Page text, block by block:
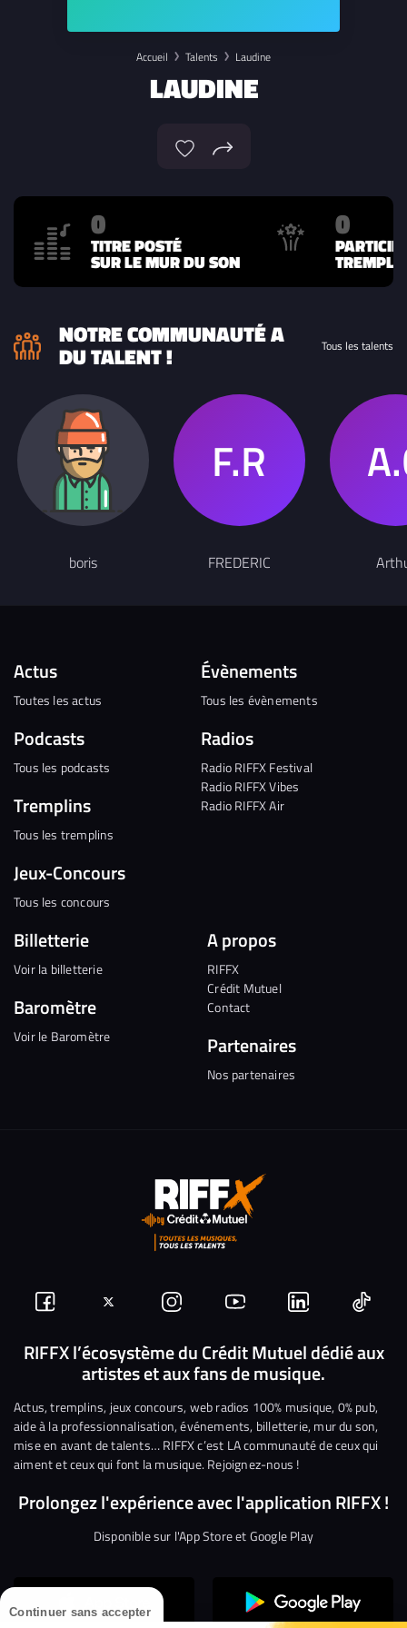
Continuer sans accepter
Accueil Talents Laudine
LAUDINE
0
TITRE POSTÉ
SUR LE MUR DU SON
0
NOTRE COMMUNAUTÉ A
DU TALENT ! Tous les talents
boris FREDERIC
Actus
Toutes les actus
Podcasts
Tous les podcasts
Tremplins
Tous les tremplins
Jeux-Concours
Tous les concours
Évènements
Tous les évènements
Radios
Radio RIFFX Festival
Radio RIFFX Vibes
Radio RIFFX Air
Billetterie
Voir la billetterie
Baromètre
Voir le Baromètre
A propos
RIFFX
Crédit Mutuel
Contact
Partenaires
Nos partenaires
Suivez-
nous
Facebook
Suivez-
nous
sur
Twitter
Nous
rejoindre
sur
Instagram
Nous
rejoindre
sur
YouTube
Nous
rejoindre
sur
Linkedin
Nous
RIFFX l’écosystème du Crédit Mutuel dédié aux
artistes et aux fans de musique.
Actus, tremplins, jeux concours, web radios 100% musique, 0% pub,
aide à la professionnalisation, événements, billetterie, mur du son,
mise en avant de talents… RIFFX c’est LA communauté de ceux qui
aiment et ceux qui font la musique. Rejoignez-nous !
Prolongez l'expérience avec l'application RIFFX !
Disponible sur l'App Store et Google Play